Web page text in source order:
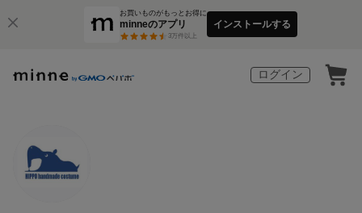
お買いものがもっとお得に
minneのアプリ
3万件以上
インストールする
ログイン